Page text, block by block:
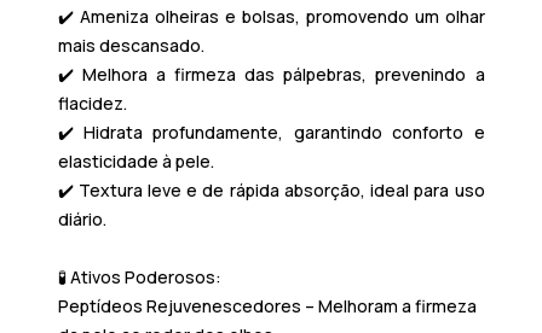
✔️ Ameniza olheiras e bolsas, promovendo um olhar
mais descansado.
✔️ Melhora a firmeza das pálpebras, prevenindo a
flacidez.
✔️ Hidrata profundamente, garantindo conforto e
elasticidade à pele.
✔️ Textura leve e de rápida absorção, ideal para uso
diário.
🧪Ativos Poderosos:
Peptídeos Rejuvenescedores – Melhoram a firmeza